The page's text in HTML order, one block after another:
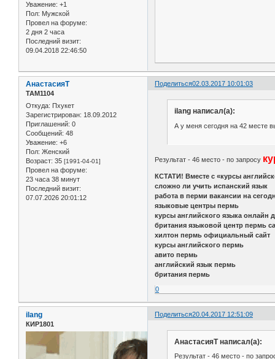
Уважение: +1
Пол: Мужской
Провел на форуме:
2 дня 2 часа
Последний визит:
09.04.2018 22:46:50
Поделиться02.03.2017 10:01:03
АнастасияТ
ТАМ1104
Откуда: Пхукет
Зарегистрирован: 18.09.2012
Приглашений: 0
Сообщений: 48
Уважение: +6
Пол: Женский
Возраст: 35 [1991-04-01]
Провел на форуме:
23 часа 38 минут
Последний визит:
07.07.2026 20:01:12
ilang написал(а):
А у меня сегодня на 42 месте
Результат - 46 место - по запросу
КСТАТИ! Вместе с «курсы
сложно ли учить испанский язык
работа в перми вакансии на
языковые центры пермь
курсы английского языка онлайн
британия языковой центр пермь
хилтон пермь официальный сайт
курсы английского пермь
авито пермь
английский язык пермь
британия пермь
0
Поделиться20.04.2017 12:51:09
ilang
КИР1801
АнастасияТ написал(а):
Результат - 46 место - по